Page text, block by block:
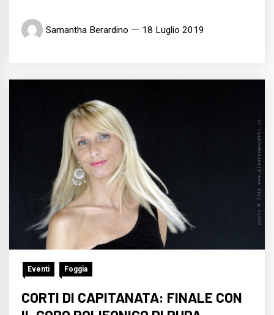
Samantha Berardino 18 Luglio 2019
Eventi Foggia
CORTI DI CAPITANATA: FINALE CON